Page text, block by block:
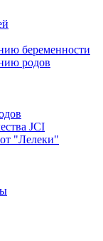
беременности
родов
JCI
"Лелеки"